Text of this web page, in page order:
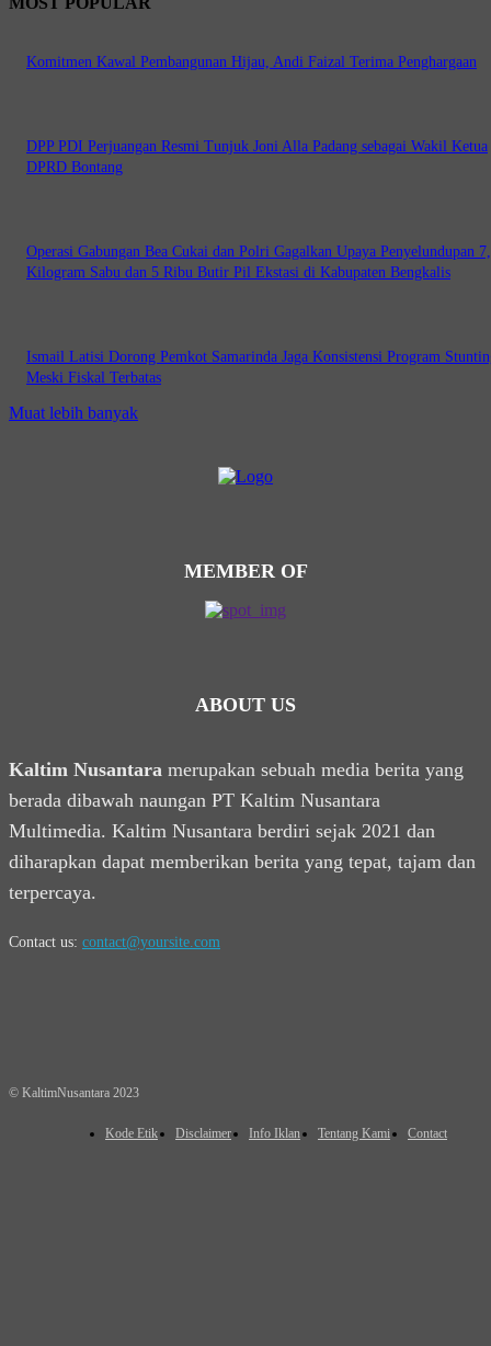
Komitmen Kawal Pembangunan Hijau, Andi Faizal Terima Penghargaan
DPP PDI Perjuangan Resmi Tunjuk Joni Alla Padang sebagai Wakil Ketua
DPRD Bontang
Operasi Gabungan Bea Cukai dan Polri Gagalkan Upaya Penyelundupan
Kilogram Sabu dan 5 Ribu Butir Pil Ekstasi di Kabupaten Bengkalis
Ismail Latisi Dorong Pemkot Samarinda Jaga Konsistensi Program
Meski Fiskal Terbatas
Muat lebih banyak
MEMBER OF
ABOUT US
Kaltim Nusantara merupakan sebuah media berita yang
berada dibawah naungan PT Kaltim Nusantara
Multimedia. Kaltim Nusantara berdiri sejak 2021 dan
diharapkan dapat memberikan berita yang tepat, tajam dan
terpercaya.
Contact us: contact@yoursite.com
© KaltimNusantara 2023
Kode Etik Disclaimer Info Iklan Tentang Kami Contact